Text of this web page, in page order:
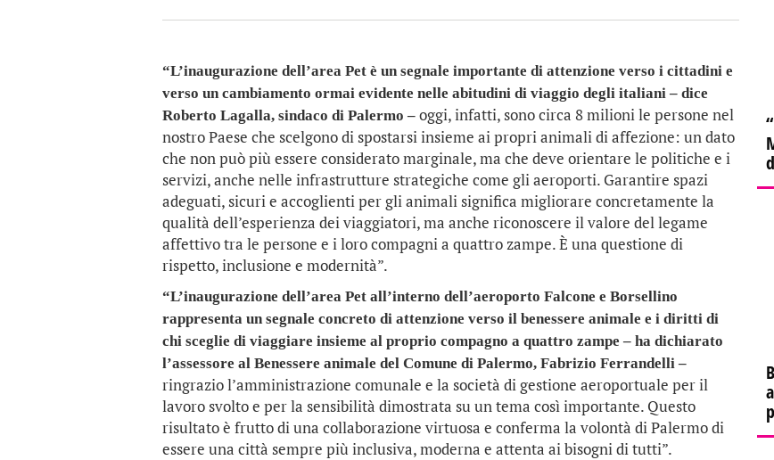
“L’inaugurazione dell’area Pet è un segnale importante di attenzione verso i cittadini e
verso un cambiamento ormai evidente nelle abitudini di viaggio degli italiani – dice
Roberto Lagalla, sindaco di Palermo – oggi, infatti, sono circa 8 milioni le persone nel
nostro Paese che scelgono di spostarsi insieme ai propri animali di affezione: un dato
che non può più essere considerato marginale, ma che deve orientare le politiche e i
servizi, anche nelle infrastrutture strategiche come gli aeroporti. Garantire spazi
adeguati, sicuri e accoglienti per gli animali significa migliorare concretamente la
qualità dell’esperienza dei viaggiatori, ma anche riconoscere il valore del legame
affettivo tra le persone e i loro compagni a quattro zampe. È una questione di
rispetto, inclusione e modernità”.
“L’inaugurazione dell’area Pet all’interno dell’aeroporto Falcone e Borsellino
rappresenta un segnale concreto di attenzione verso il benessere animale e i diritti di
chi sceglie di viaggiare insieme al proprio compagno a quattro zampe – ha dichiarato
l’assessore al Benessere animale del Comune di Palermo, Fabrizio Ferrandelli –
ringrazio l’amministrazione comunale e la società di gestione aeroportuale per il
lavoro svolto e per la sensibilità dimostrata su un tema così importante. Questo
risultato è frutto di una collaborazione virtuosa e conferma la volontà di Palermo di
essere una città sempre più inclusiva, moderna e attenta ai bisogni di tutti”.